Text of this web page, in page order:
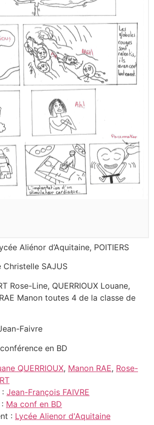
Aliénor d’Aquitaine, POITIERS
Christelle SAJUS
Rose-Line, QUERRIOUX Louane,
Manon toutes 4 de la classe de
Faivre
en BD
QUERRIOUX, Manon RAE, Rose-
Jean-François FAIVRE
Ma conf en BD
: Lycée Alienor d'Aquitaine